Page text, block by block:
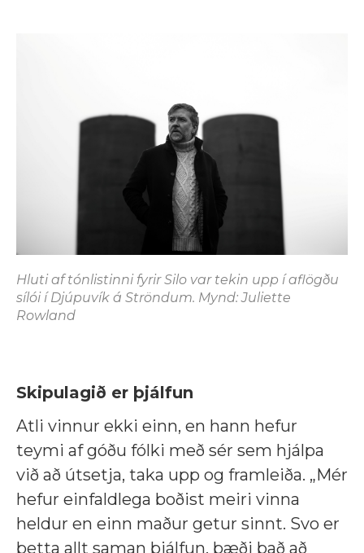
Hluti af tónlistinni fyrir Silo var tekin upp í aflögðu
sílói í Djúpuvík á Ströndum. Mynd: Juliette
Rowland
Skipulagið er þjálfun
Atli vinnur ekki einn, en hann hefur
teymi af góðu fólki með sér sem hjálpa
við að útsetja, taka upp og framleiða. „Mér
hefur einfaldlega boðist meiri vinna
heldur en einn maður getur sinnt. Svo er
þetta allt saman þjálfun, bæði það að